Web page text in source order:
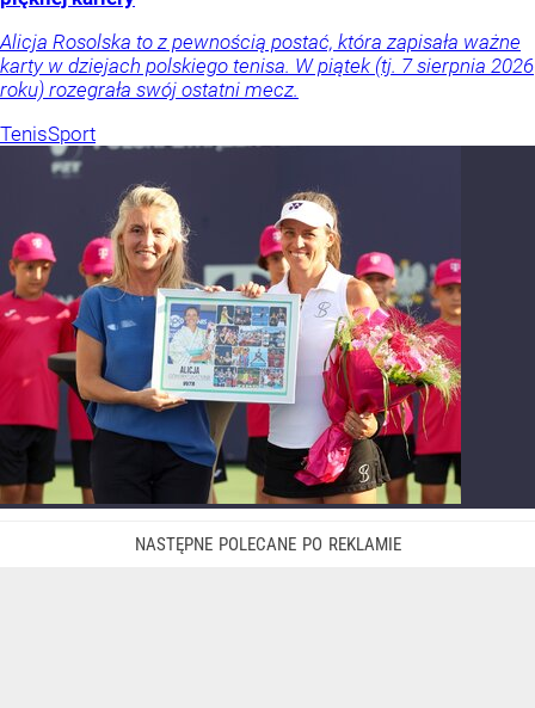
Alicja Rosolska to z pewnością postać, która zapisała ważne
karty w dziejach polskiego tenisa. W piątek (tj. 7 sierpnia 2026
roku) rozegrała swój ostatni mecz.
TenisSport